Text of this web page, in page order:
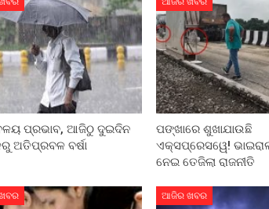
ପ୍ରଭାବ, ଆଜିଠୁ ଦୁଇଦିନ
ଅତିପ୍ରବଳ ବର୍ଷା
ପଙ୍ଖାରେ ଶୁଖାଯାଉଛି
ଏକ୍ସପ୍ରେସୱେ!
ନେଇ ତେଜିଲା ରାଜନୀତି
ଆଜିର ଖବର